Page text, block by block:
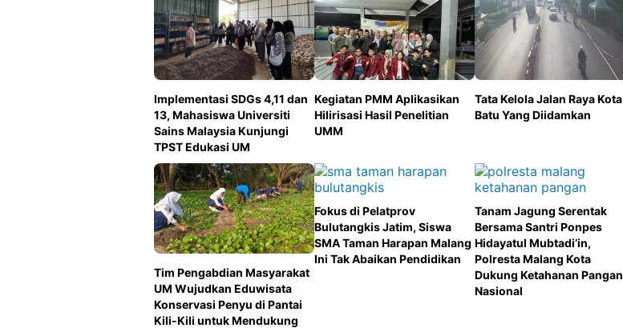
Implementasi SDGs 4,11 dan
13, Mahasiswa Universiti
Sains Malaysia Kunjungi
TPST Edukasi UM
Kegiatan PMM Aplikasikan
Hilirisasi Hasil Penelitian
UMM
Tata Kelola Jalan Raya Kota
Batu Yang Diidamkan
Tim Pengabdian Masyarakat
UM Wujudkan Eduwisata
Konservasi Penyu di Pantai
Kili-Kili untuk Mendukung
Fokus di Pelatprov
Bulutangkis Jatim, Siswa
SMA Taman Harapan Malang
Ini Tak Abaikan Pendidikan
Tanam Jagung Serentak
Bersama Santri Ponpes
Hidayatul Mubtadi’in,
Polresta Malang Kota
Dukung Ketahanan Pangan
Nasional